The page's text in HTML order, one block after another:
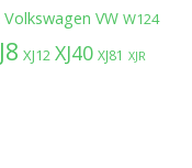
Volkswagen VW W124
XJ12 XJ40 XJ81 XJR